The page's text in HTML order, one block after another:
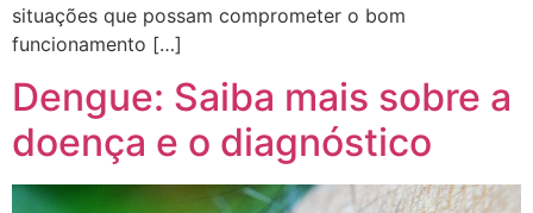
situações que possam comprometer o bom
funcionamento […]
Dengue: Saiba mais sobre a
doença e o diagnóstico